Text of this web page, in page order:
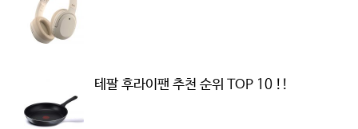
테팔 후라이팬 추천 순위 TOP 10 !!